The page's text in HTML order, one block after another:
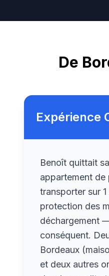
De
Expérience
Benoît quittait
appartement
transporter sur
protection des
déchargement
conséquent.
Bordeaux
et deux autres